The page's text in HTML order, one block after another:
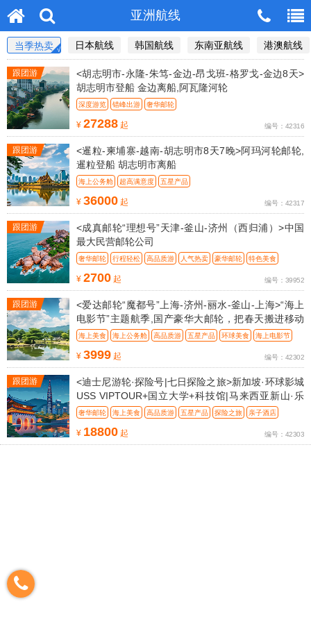
亚洲航线
当季热卖 日本航线 韩国航线 东南亚航线 港澳航线
跟团游
<胡志明市-永隆-朱笃-金边-昂戈班-格罗戈-金边8天>
胡志明市登船 金边离船,阿瓦隆河轮
深度游览 错峰出游 奢华邮轮
¥ 27288 起 编号：42316
跟团游
<暹粒-柬埔寨-越南-胡志明市8天7晚>阿玛河轮邮轮,
暹粒登船 胡志明市离船
海上公务舱 超高满意度 五星产品
¥ 36000 起 编号：42317
跟团游
<成真邮轮“理想号”天津-釜山-济州（西归浦）>中国
最大民营邮轮公司
奢华邮轮 行程轻松 高品质游 人气热卖 豪华邮轮 特色美食
经典行程
¥ 2700 起 编号：39952
跟团游
<爱达邮轮“魔都号”上海-济州-丽水-釜山-上海>“海上
电影节”主题航季,国产豪华大邮轮，把春天搬进移动
海景宫殿
海上美食 海上公务舱 高品质游 五星产品 环球美食 海上电影节
¥ 3999 起 编号：42302
跟团游
<迪士尼游轮·探险号|七日探险之旅>新加坡·环球影城
USS VIPTOUR+国立大学+科技馆|马来西亚新山·乐
高主题乐园
奢华邮轮 海上美食 高品质游 五星产品 探险之旅 亲子酒店
¥ 18800 起 编号：42303